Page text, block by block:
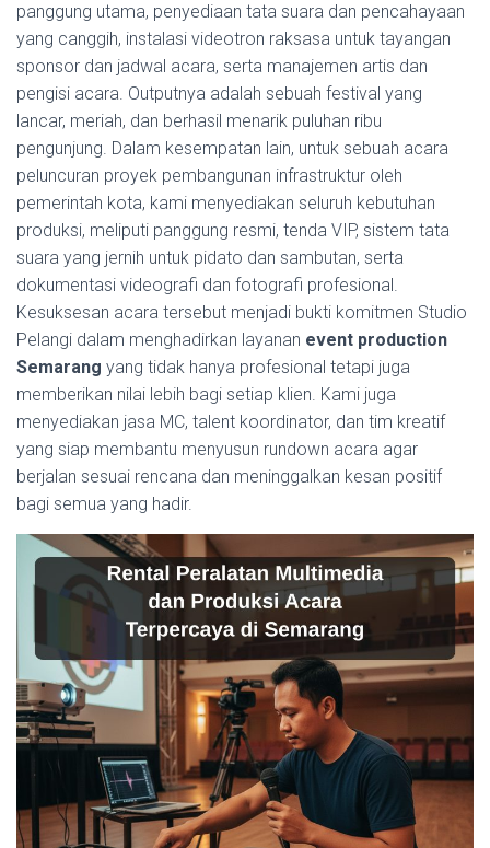
panggung utama, penyediaan tata suara dan pencahayaan
yang canggih, instalasi videotron raksasa untuk tayangan
sponsor dan jadwal acara, serta manajemen artis dan
pengisi acara. Outputnya adalah sebuah festival yang
lancar, meriah, dan berhasil menarik puluhan ribu
pengunjung. Dalam kesempatan lain, untuk sebuah acara
peluncuran proyek pembangunan infrastruktur oleh
pemerintah kota, kami menyediakan seluruh kebutuhan
produksi, meliputi panggung resmi, tenda VIP, sistem tata
suara yang jernih untuk pidato dan sambutan, serta
dokumentasi videografi dan fotografi profesional.
Kesuksesan acara tersebut menjadi bukti komitmen Studio
Pelangi dalam menghadirkan layanan event production
Semarang yang tidak hanya profesional tetapi juga
memberikan nilai lebih bagi setiap klien. Kami juga
menyediakan jasa MC, talent koordinator, dan tim kreatif
yang siap membantu menyusun rundown acara agar
berjalan sesuai rencana dan meninggalkan kesan positif
bagi semua yang hadir.